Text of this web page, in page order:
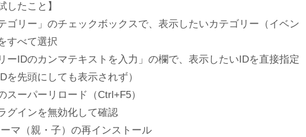
したこと】
ゴリー」のチェックボックスで、表示したいカテゴリー（イベン
すべて選択
ーIDのカンマテキストを入力」の欄で、表示したいIDを直接指定
を先頭にしても表示されず）
スーパーリロード（Ctrl+F5）
グインを無効化して確認
ーマ（親・子）の再インストール